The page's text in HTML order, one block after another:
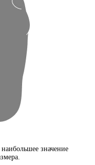
значение